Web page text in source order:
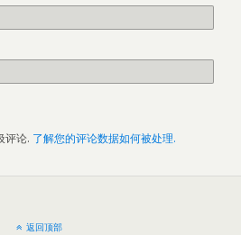
评论. 了解您的评论数据如何被处理.
返回顶部